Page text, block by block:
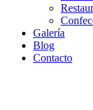
Galería
Blog
Contacto